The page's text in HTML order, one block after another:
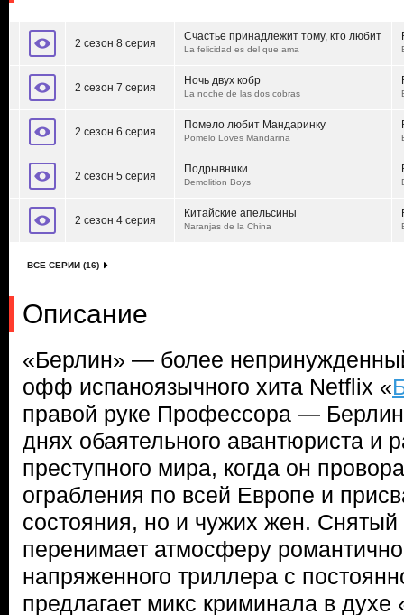
2 сезон 8 серия
Счастье принадлежит тому, кто любит
La felicidad es del que ama
2 сезон 7 серия
Ночь двух кобр
La noche de las dos cobras
2 сезон 6 серия
Помело любит Мандаринку
Pomelo Loves Mandarina
2 сезон 5 серия
Подрывники
Demolition Boys
2 сезон 4 серия
Китайские апельсины
Naranjas de la China
ВСЕ СЕРИИ (16)
Описание
«Берлин» — более
офф испаноязычного хита Netflix «
правой руке Профессора —
днях обаятельного авантюриста и
преступного мира, когда он
ограбления по всей Европе и
состояния, но и чужих жен.
перенимает атмосферу
напряженного триллера с
предлагает микс криминала в